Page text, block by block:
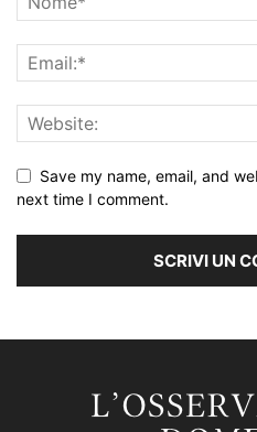
Save my name, email, and
next time I comment.